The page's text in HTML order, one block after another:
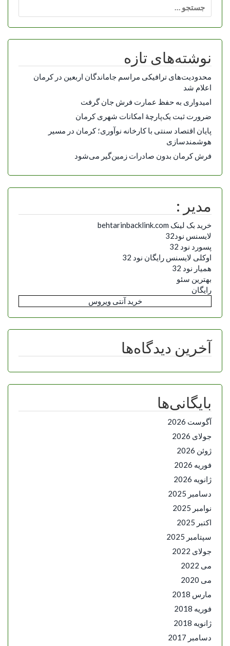
برای:
نوشته‌های تازه
محدودیت‌های ترافیکی مراسم جاماندگان اربعین در کرمان
اعلام شد
امیدواری به حفظ عمارت فرش جان گرفت
ضرورت ثبت یک‌پارچۀ امکانات شهری کرمان
پایان اقتصاد سنتی با کارخانه نوآوری؛ کرمان در مسیر
هوشمندسازی
فرش کرمان بدون صادرات زمین‌گیر می‌شود
مدیر :
خرید بک لینک behtarinbacklink.com
لایسنس نود32
پسورد نود 32
اوکلی لایسنس رایگان نود 32
همیار نود 32
بهترین سئو
رایگان
خرید آنتی ویروس
آخرین دیدگاه‌ها
بایگانی‌ها
آگوست 2026
جولای 2026
ژوئن 2026
فوریه 2026
ژانویه 2026
دسامبر 2025
نوامبر 2025
اکتبر 2025
سپتامبر 2025
جولای 2022
می 2022
می 2020
مارس 2018
فوریه 2018
ژانویه 2018
دسامبر 2017